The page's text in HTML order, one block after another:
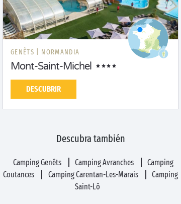
GENÊTS | NORMANDIA
Mont-Saint-Michel
DESCUBRIR
Descubra también
Camping Genêts Camping Avranches
Camping
Coutances
Camping Carentan-Les-Marais
Camping
Saint-Lô